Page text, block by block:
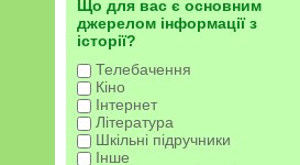
Що для вас є основним
джерелом інформації з
історії?
Телебачення
Кіно
Інтернет
Література
Шкільні підручники
Інше